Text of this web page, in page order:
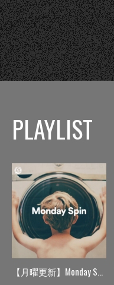
PLAYLIST
【月曜更新】Monday Spin